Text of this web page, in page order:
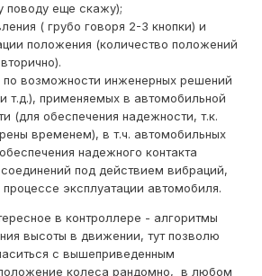
поводу еще скажу);
( грубо говоря 2-3 кнопки) и
положения (количество положений
по возможности инженерных решений
т.д.), применяемых в автомобильной
(для обеспечения надежности, т.к.
временем), в т.ч. автомобильных
надежного контакта
под действием вибраций,
эксплуатации автомобиля.
в контроллере - алгоритмы
высоты в движении, тут позволю
с вышеприведенным
колеса рандомно, в любом